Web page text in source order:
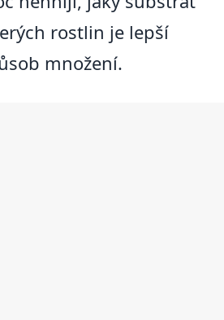
rostlin je lepší
množení.